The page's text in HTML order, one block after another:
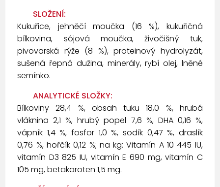
SLOŽENÍ:
Kukuřice, jehněčí moučka (16 %), kukuřičná
bílkovina, sójová moučka, živočišný tuk,
pivovarská rýže (8 %), proteinový hydrolyzát,
sušená řepná dužina, minerály, rybí olej, lněné
semínko.
ANALYTICKÉ SLOŽKY:
Bílkoviny 28,4 %, obsah tuku 18,0 %, hrubá
vláknina 2,1 %, hrubý popel 7,6 %, DHA 0,16 %,
vápník 1,4 %, fosfor 1,0 %, sodík 0,47 %, draslík
0,76 %, hořčík 0,12 %; na kg: Vitamín A 10 445 IU,
vitamín D3 825 IU, vitamín E 690 mg, vitamín C
105 mg, betakaroten 1,5 mg.